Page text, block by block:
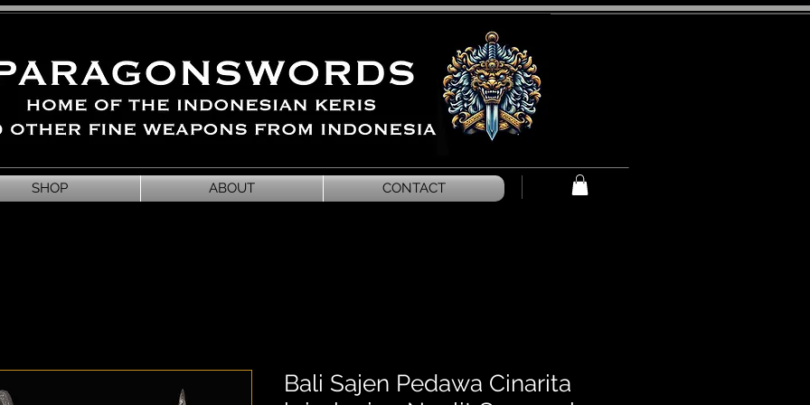
SHOP ABOUT CONTACT
Bali Sajen Pedawa Cinarita